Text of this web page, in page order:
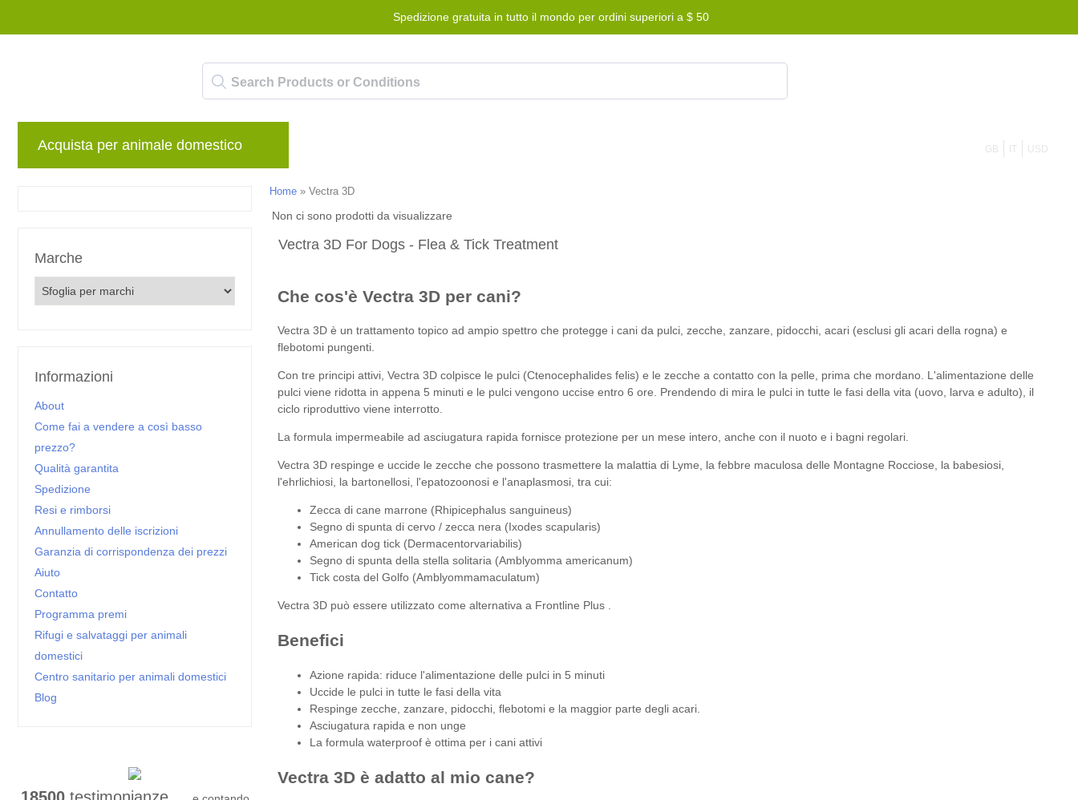
Spedizione gratuita in tutto il mondo per ordini superiori a $ 50
Acquista per animale domestico GB IT USD
Marche
Informazioni
About
Come fai a vendere a così basso
prezzo?
Qualità garantita
Spedizione
Resi e rimborsi
Annullamento delle iscrizioni
Garanzia di corrispondenza dei prezzi
Aiuto
Contatto
Programma premi
Rifugi e salvataggi per animali
domestici
Centro sanitario per animali domestici
Blog
Home » Vectra 3D
Che cos'è Vectra 3D per cani?
Vectra 3D è un trattamento topico ad ampio spettro che protegge i cani da pulci, zecche, zanzare, pidocchi, acari (esclusi gli acari della rogna) e
flebotomi pungenti.
Con tre principi attivi, Vectra 3D colpisce le pulci (Ctenocephalides felis) e le zecche a contatto con la pelle, prima che mordano. L'alimentazione delle
pulci viene ridotta in appena 5 minuti e le pulci vengono uccise entro 6 ore. Prendendo di mira le pulci in tutte le fasi della vita (uovo, larva e adulto), il
ciclo riproduttivo viene interrotto.
La formula impermeabile ad asciugatura rapida fornisce protezione per un mese intero, anche con il nuoto e i bagni regolari.
Vectra 3D respinge e uccide le zecche che possono trasmettere la malattia di Lyme, la febbre maculosa delle Montagne Rocciose, la babesiosi,
l'ehrlichiosi, la bartonellosi, l'epatozoonosi e l'anaplasmosi, tra cui:
Zecca di cane marrone (Rhipicephalus sanguineus)
Segno di spunta di cervo / zecca nera (Ixodes scapularis)
American dog tick (Dermacentorvariabilis)
Segno di spunta della stella solitaria (Amblyomma americanum)
Tick costa del Golfo (Amblyommamaculatum)
Vectra 3D può essere utilizzato come alternativa a Frontline Plus
Benefici
Azione rapida: riduce l'alimentazione delle pulci in 5 minuti
Uccide le pulci in tutte le fasi della vita
Respinge zecche, zanzare, pidocchi, flebotomi e la maggior parte degli acari.
Asciugatura rapida e non unge
La formula waterproof è ottima per i cani attivi
Vectra 3D è adatto al mio cane?
Vectra 3D For Dogs - Flea & Tick Treatment
Non ci sono prodotti da visualizzare